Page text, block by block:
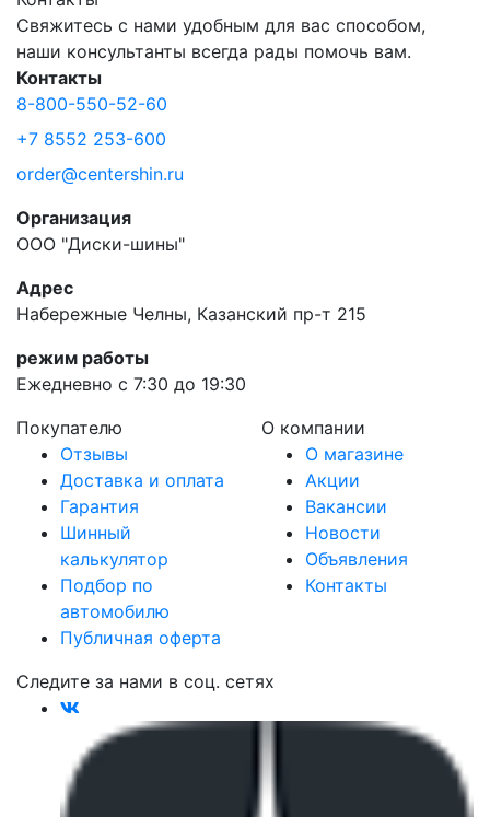
Свяжитесь с нами удобным для вас способом,
наши консультанты всегда рады помочь вам.
Контакты
8-800-550-52-60
+7 8552 253-600
order@centershin.ru
Организация
ООО "Диски-шины"
Адрес
Набережные Челны, Казанский пр-т 215
режим работы
Ежедневно с 7:30 до 19:30
Покупателю
Отзывы
Доставка и оплата
Гарантия
Шинный
калькулятор
Подбор по
автомобилю
Публичная оферта
О компании
О магазине
Акции
Вакансии
Новости
Объявления
Контакты
Следите за нами в соц. сетях